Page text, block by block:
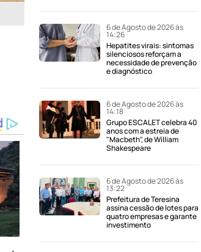
6 de Agosto de 2026 às
14:26
Hepatites virais: sintomas
silenciosos reforçam a
necessidade de prevenção
e diagnóstico
6 de Agosto de 2026 às
14:18
Grupo ESCALET celebra 40
anos com a estreia de
"Macbeth", de William
Shakespeare
6 de Agosto de 2026 às
13:22
Prefeitura de Teresina
assina cessão de lotes para
quatro empresas e garante
investimento